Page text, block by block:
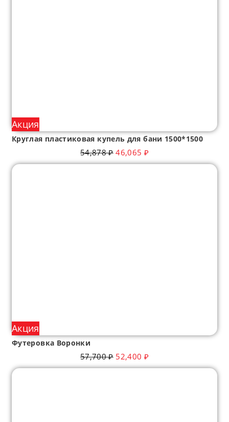
Акция
Круглая пластиковая купель для бани 1500*1500
54,878₽ 46,065 ₽
Акция
Футеровка Воронки
57,700₽ 52,400 ₽